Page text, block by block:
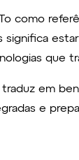
como
significa
que
em
e